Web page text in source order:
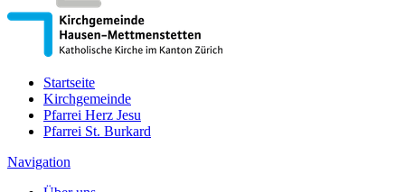
Startseite
Kirchgemeinde
Pfarrei Herz Jesu
Pfarrei St. Burkard
Navigation